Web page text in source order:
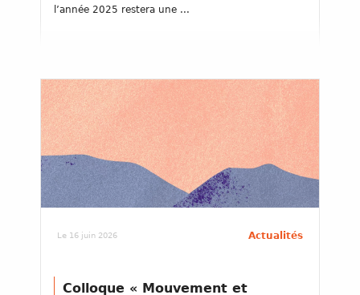
l’année 2025 restera une ...
Le 16 juin 2026 Actualités
Colloque « Mouvement et